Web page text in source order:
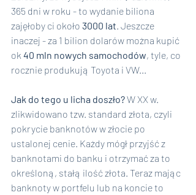
365 dni w roku - to wydanie biliona
zajęłoby ci około 3000 lat . Jeszcze
inaczej - za 1 bilion dolarów można kupić
ok 40 mln nowych samochodów, tyle, co
rocznie produkują Toyota i VW...
Jak do tego u licha doszło? W XX w.
zlikwidowano tzw. standard złota, czyli
pokrycie banknotów w złocie po
ustalonej cenie. Każdy mógł przyjść z
banknotami do banku i otrzymać za to
określoną, stałą ilość złota. Teraz mając
banknoty w portfelu lub na koncie to